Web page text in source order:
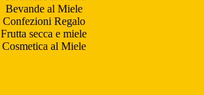
Bevande al Miele
Confezioni Regalo
Frutta secca e miele
Cosmetica al Miele